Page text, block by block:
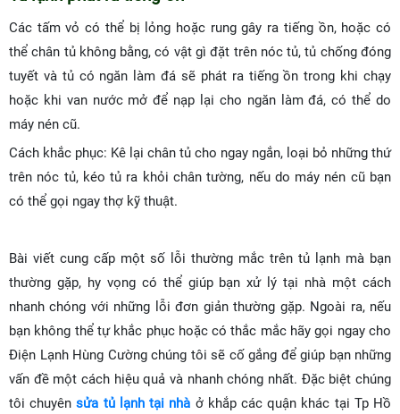
Các tấm vỏ có thể bị lỏng hoặc rung gây ra tiếng ồn, hoặc có
thể chân tủ không bằng, có vật gì đặt trên nóc tủ, tủ chống đóng
tuyết và tủ có ngăn làm đá sẽ phát ra tiếng ồn trong khi chạy
hoặc khi van nước mở để nạp lại cho ngăn làm đá, có thể do
máy nén cũ.
Cách khắc phục: Kê lại chân tủ cho ngay ngắn, loại bỏ những thứ
trên nóc tủ, kéo tủ ra khỏi chân tường, nếu do máy nén cũ bạn
có thể gọi ngay thợ kỹ thuật.
Bài viết cung cấp một số lỗi thường mắc trên tủ lạnh mà bạn
thường gặp, hy vọng có thể giúp bạn xử lý tại nhà một cách
nhanh chóng với những lỗi đơn giản thường gặp. Ngoài ra, nếu
bạn không thể tự khắc phục hoặc có thắc mắc hãy gọi ngay cho
Điện Lạnh Hùng Cường chúng tôi sẽ cố gắng để giúp bạn những
vấn đề một cách hiệu quả và nhanh chóng nhất. Đặc biệt chúng
tôi chuyênsửa tủ lạnh tại nhà ở khắp các quận khác tại Tp Hồ